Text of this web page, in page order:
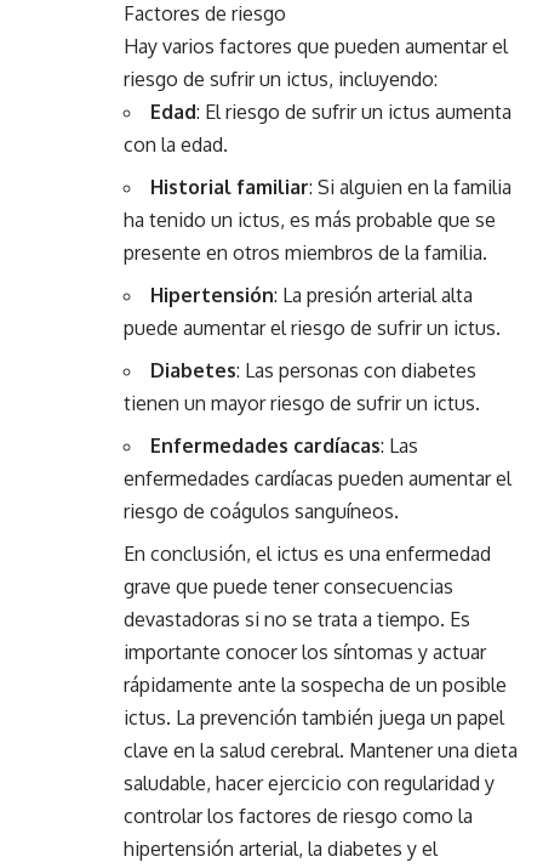
Factores de riesgo
Hay varios factores que pueden aumentar el
riesgo de sufrir un ictus, incluyendo:
Edad: El riesgo de sufrir un ictus aumenta
con la edad.
Historial familiar: Si alguien en la familia
ha tenido un ictus, es más probable que se
presente en otros miembros de la familia.
Hipertensión: La presión arterial alta
puede aumentar el riesgo de sufrir un ictus.
Diabetes: Las personas con diabetes
tienen un mayor riesgo de sufrir un ictus.
Enfermedades cardíacas: Las
enfermedades cardíacas pueden aumentar el
riesgo de coágulos sanguíneos.
En conclusión, el ictus es una enfermedad
grave que puede tener consecuencias
devastadoras si no se trata a tiempo. Es
importante conocer los síntomas y actuar
rápidamente ante la sospecha de un posible
ictus. La prevención también juega un papel
clave en la salud cerebral. Mantener una dieta
saludable, hacer ejercicio con regularidad y
controlar los factores de riesgo como la
hipertensión arterial, la diabetes y el